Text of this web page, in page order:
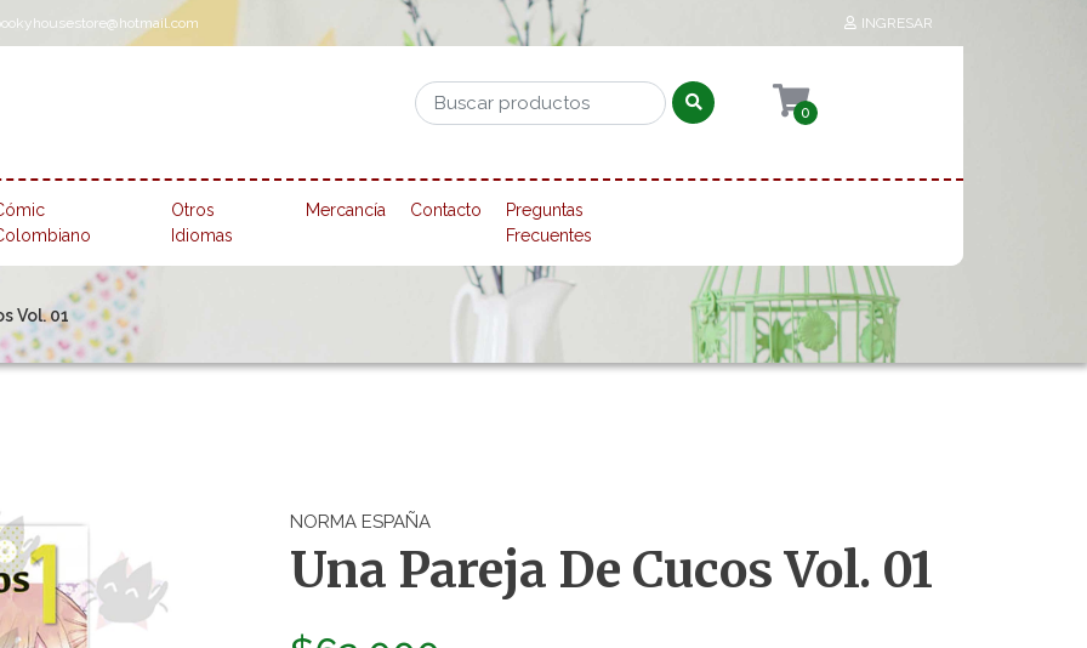
INGRESAR
0
Otros
Idiomas
Mercancía Contacto
Preguntas
Frecuentes
Vol. 01
NORMA ESPAÑA
Una Pareja De Cucos Vol. 01